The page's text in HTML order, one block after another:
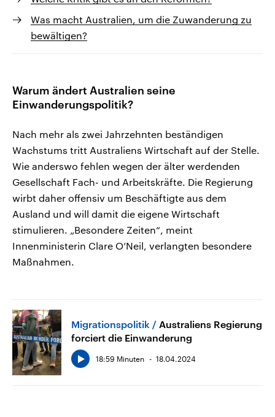
Was macht Australien, um die Zuwanderung zu
bewältigen?
Warum ändert Australien seine
Einwanderungspolitik?
Nach mehr als zwei Jahrzehnten beständigen
Wachstums tritt Australiens Wirtschaft auf der Stelle.
Wie anderswo fehlen wegen der älter werdenden
Gesellschaft Fach- und Arbeitskräfte. Die Regierung
wirbt daher offensiv um Beschäftigte aus dem
Ausland und will damit die eigene Wirtschaft
stimulieren. „Besondere Zeiten“, meint
Innenministerin Clare O’Neil, verlangten besondere
Maßnahmen.
Migrationspolitik
Australiens Regierung
forciert die Einwanderung
18:59 Minuten 18.04.2024